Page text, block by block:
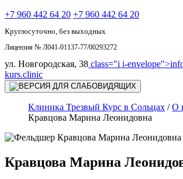
+7 960 442 64 20 +7 960 442 64 20
Круглосуточно, без выходных
Лицензия № Л041-01137-77/00293272
ул. Новгородская, 38 class="i i-envelope">
kurs.clinic
Клиника Трезвый Курс в Сольцах /О
Кравцова Марина Леонидовна
Кравцова Марина